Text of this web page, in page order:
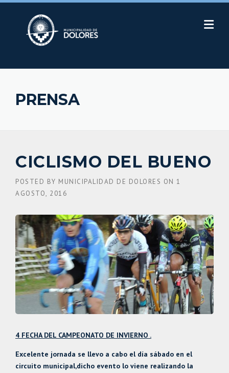
Skip
PRENSA
CICLISMO DEL BUENO
POSTED BY MUNICIPALIDAD DE DOLORES ON 1
AGOSTO, 2016
4 FECHA DEL CAMPEONATO DE INVIERNO .
Excelente jornada se llevo a cabo el día sábado en el
circuito municipal,dicho evento lo viene realizando la